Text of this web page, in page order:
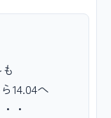
14.04へ
・